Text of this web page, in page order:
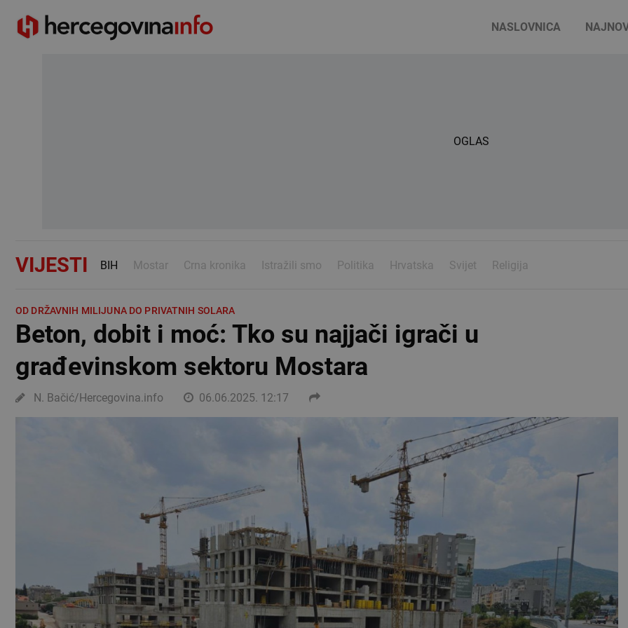
NASLOVNICA
OGLAS
VIJESTI BIH Mostar Crna kronika Istražili smo Politika Hrvatska Svijet Religija
OD DRŽAVNIH MILIJUNA DO PRIVATNIH SOLARA
Beton, dobit i moć: Tko su najjači igrači u
građevinskom sektoru Mostara
N. Bačić/Hercegovina.info 06.06.2025. 12:17